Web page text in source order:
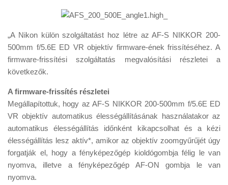
„A Nikon külön szolgáltatást hoz létre az AF-S NIKKOR 200-
500mm f/5.6E ED VR objektív firmware-ének frissítéséhez. A
firmware-frissítési szolgáltatás megvalósítási részletei a
következők.
A firmware-frissítés részletei
Megállapítottuk, hogy az AF-S NIKKOR 200-500mm f/5.6E ED
VR objektív automatikus élességállításának használatakor az
automatikus élességállítás időnként kikapcsolhat és a kézi
élességállítás lesz aktív*, amikor az objektív zoomgyűrűjét úgy
forgatják el, hogy a fényképezőgép kioldógombja félig le van
nyomva, illetve a fényképezőgép AF-ON gombja le van
nyomva.